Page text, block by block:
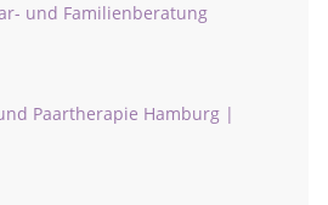
und Familienberatung
Paartherapie Hamburg |